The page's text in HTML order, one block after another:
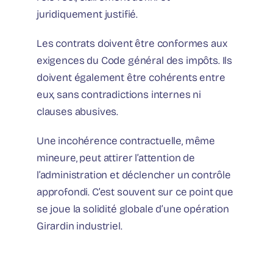
juridiquement justifié.
Les contrats doivent être conformes aux
exigences du Code général des impôts. Ils
doivent également être cohérents entre
eux, sans contradictions internes ni
clauses abusives.
Une incohérence contractuelle, même
mineure, peut attirer l’attention de
l’administration et déclencher un contrôle
approfondi. C’est souvent sur ce point que
se joue la solidité globale d’une opération
Girardin industriel.